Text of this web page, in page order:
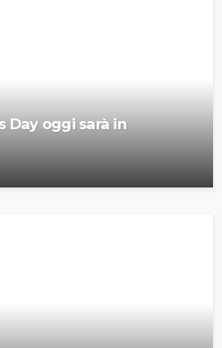
Day oggi sarà in